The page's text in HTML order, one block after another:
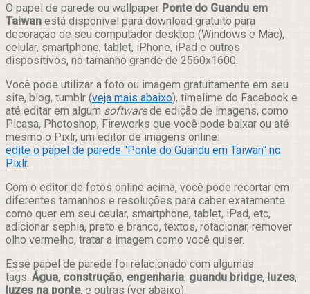
Compartilhar
O papel de parede ou wallpaper Ponte do Guandu em
Taiwan está disponível para download gratuito para
decoração de seu computador desktop (Windows e Mac),
celular, smartphone, tablet, iPhone, iPad e outros
dispositivos, no tamanho grande de 2560x1600.
Você pode utilizar a foto ou imagem gratuitamente em seu
site, blog, tumblr (veja mais abaixo), timelime do Facebook e
até editar em algum softwarede edição de imagens, como
Picasa, Photoshop, Fireworks que você pode baixar ou até
mesmo o Pixlr, um editor de imagens online:
edite o papel de parede "Ponte do Guandu em Taiwan" no
Pixlr.
Com o editor de fotos online acima, você pode recortar em
diferentes tamanhos e resoluções para caber exatamente
como quer em seu ceular, smartphone, tablet, iPad, etc,
adicionar sephia, preto e branco, textos, rotacionar, remover
olho vermelho, tratar a imagem como você quiser.
Esse papel de parede foi relacionado com algumas
tags: Água, construção, engenharia, guandu bridge, luzes,
luzes na ponte, e outras (ver abaixo).